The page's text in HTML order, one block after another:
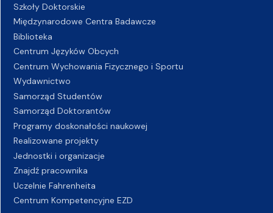
Szkoły Doktorskie
Międzynarodowe Centra Badawcze
Biblioteka
Centrum Języków Obcych
Centrum Wychowania Fizycznego i Sportu
Wydawnictwo
Samorząd Studentów
Samorząd Doktorantów
Programy doskonałości naukowej
Realizowane projekty
Jednostki i organizacje
Znajdź pracownika
Uczelnie Fahrenheita
Centrum Kompetencyjne EZD